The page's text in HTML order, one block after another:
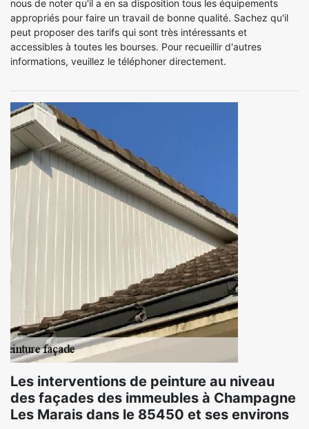
nous de noter qu'il a en sa disposition tous les équipements
appropriés pour faire un travail de bonne qualité. Sachez qu'il
peut proposer des tarifs qui sont très intéressants et
accessibles à toutes les bourses. Pour recueillir d'autres
informations, veuillez le téléphoner directement.
Les interventions de peinture au niveau
des façades des immeubles à Champagne
Les Marais dans le 85450 et ses environs